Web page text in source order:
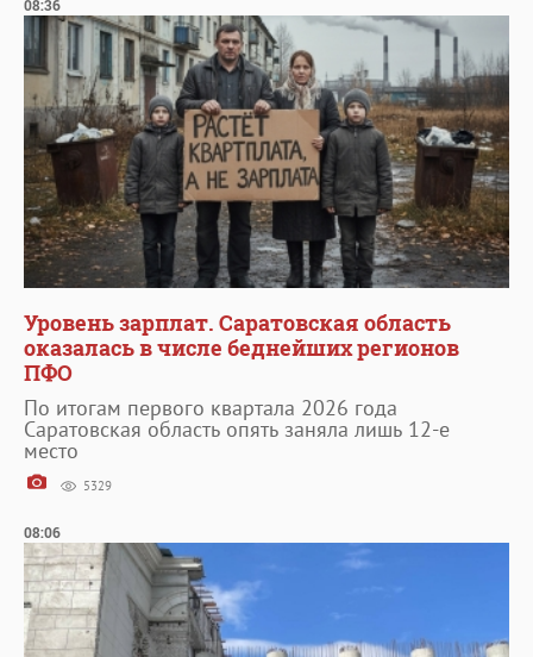
08:36
Уровень зарплат. Саратовская область
оказалась в числе беднейших регионов
ПФО
По итогам первого квартала 2026 года
Саратовская область опять заняла лишь 12-е
место
5329
08:06